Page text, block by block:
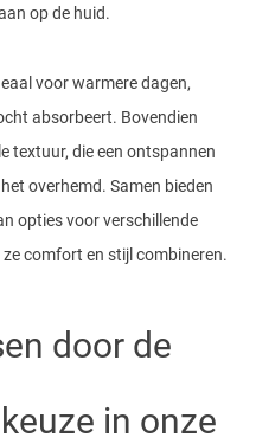
op de huid.
voor warmere dagen,
absorbeert. Bovendien
textuur, die een ontspannen
overhemd. Samen bieden
opties voor verschillende
comfort en stijl combineren.
door de
in onze